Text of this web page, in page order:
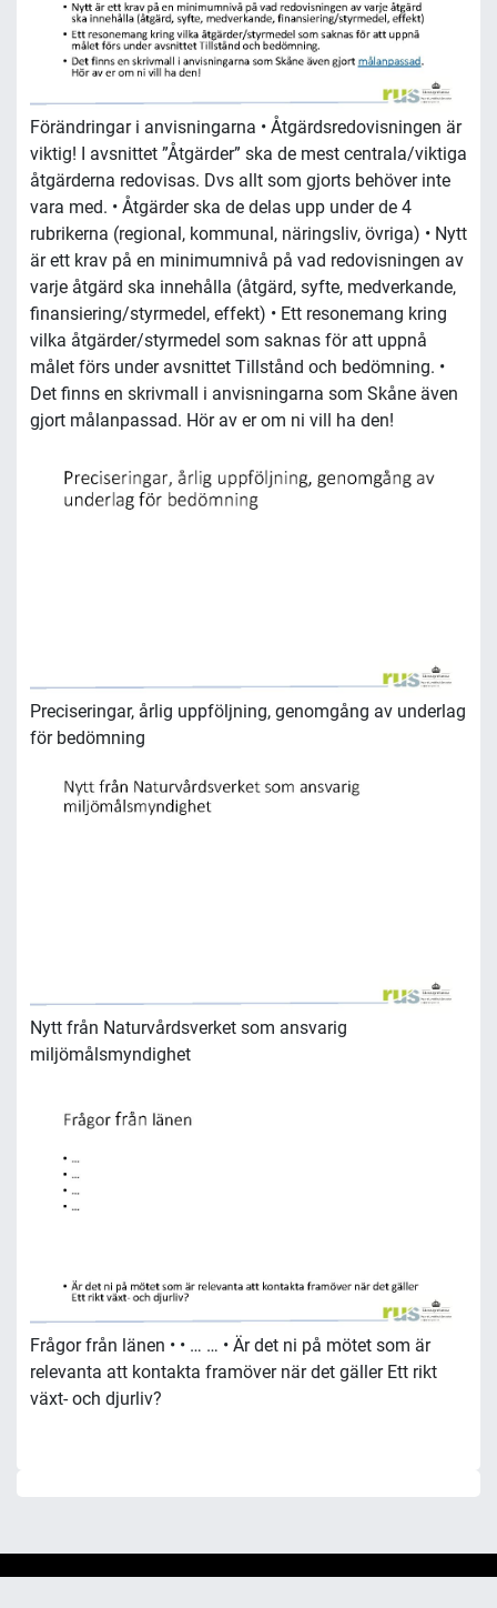
Förändringar i anvisningarna • Åtgärdsredovisningen är
viktig! I avsnittet ”Åtgärder” ska de mest centrala/viktiga
åtgärderna redovisas. Dvs allt som gjorts behöver inte
vara med. • Åtgärder ska de delas upp under de 4
rubrikerna (regional, kommunal, näringsliv, övriga) • Nytt
är ett krav på en minimumnivå på vad redovisningen av
varje åtgärd ska innehålla (åtgärd, syfte, medverkande,
finansiering/styrmedel, effekt) • Ett resonemang kring
vilka åtgärder/styrmedel som saknas för att uppnå
målet förs under avsnittet Tillstånd och bedömning. •
Det finns en skrivmall i anvisningarna som Skåne även
gjort målanpassad. Hör av er om ni vill ha den!
Preciseringar, årlig uppföljning, genomgång av underlag
för bedömning
Nytt från Naturvårdsverket som ansvarig
miljömålsmyndighet
Frågor från länen • • … … • Är det ni på mötet som är
relevanta att kontakta framöver när det gäller Ett rikt
växt- och djurliv?